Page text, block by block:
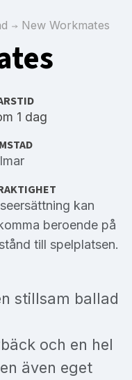
New Workmates
1 dag
kan
beroende på
till spelplatsen.
stillsam ballad
och en hel
även eget